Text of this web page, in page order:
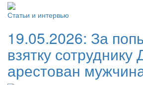
Статьи и интервью
19.05.2026: За
взятку
арестован